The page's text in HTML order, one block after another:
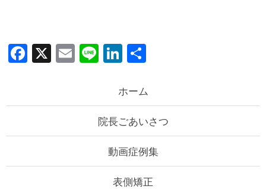
F
a
e
b
o
X E
m
Li
n
Li
n
k
e
dI
n
ホーム
院長ごあいさつ
動画症例集
表側矯正